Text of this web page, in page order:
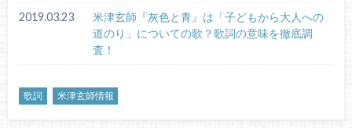
2019.03.23
米津玄師『灰色と青』は「子どもから大人への
道のり」についての歌？歌詞の意味を徹底調
査！
歌詞 米津玄師情報